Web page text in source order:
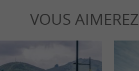
VOUS AIMEREZ